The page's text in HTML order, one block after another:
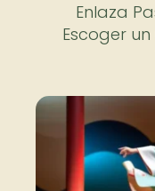
Enlaza
Escoger